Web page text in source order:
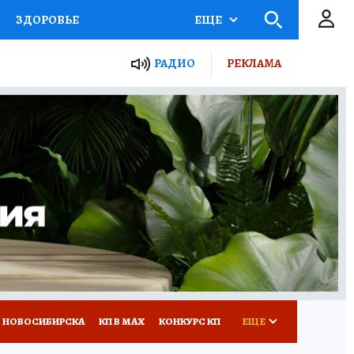
ЗДОРОВЬЕ
Я ЗНАЮ СЕМЬЯ
СЕРИАЛЫ
ВСЕ О КП РАДИО КП
ЕЩЕ
РАДИО РЕКЛАМА
КП В МАХ КОНКУРС КП ЕЩЕ